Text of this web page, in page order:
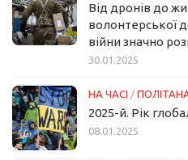
Від дронів до
волонтерської
війни значно
30.01.2025
НА ЧАСІ /
2025-й. Рік
08.01.2025